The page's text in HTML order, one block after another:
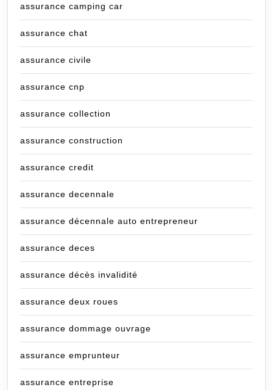
assurance camping car
assurance chat
assurance civile
assurance cnp
assurance collection
assurance construction
assurance credit
assurance decennale
assurance décennale auto entrepreneur
assurance deces
assurance décès invalidité
assurance deux roues
assurance dommage ouvrage
assurance emprunteur
assurance entreprise